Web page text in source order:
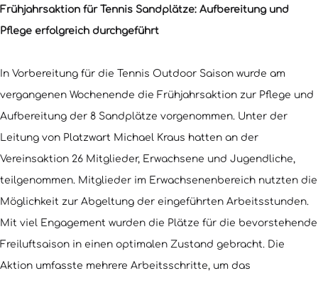
Frühjahrsaktion für Tennis Sandplätze: Aufbereitung und
Pflege erfolgreich durchgeführt
In Vorbereitung für die Tennis Outdoor Saison wurde am
vergangenen Wochenende die Frühjahrsaktion zur Pflege und
Aufbereitung der 8 Sandplätze vorgenommen. Unter der
Leitung von Platzwart Michael Kraus hatten an der
Vereinsaktion 26 Mitglieder, Erwachsene und Jugendliche,
teilgenommen. Mitglieder im Erwachsenenbereich nutzten die
Möglichkeit zur Abgeltung der eingeführten Arbeitsstunden.
Mit viel Engagement wurden die Plätze für die bevorstehende
Freiluftsaison in einen optimalen Zustand gebracht. Die
Aktion umfasste mehrere Arbeitsschritte, um das